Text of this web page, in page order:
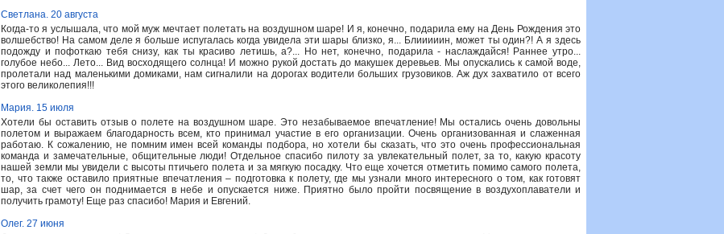
Светлана. 20 августа
Когда-то я услышала, что мой муж мечтает полетать на воздушном шаре! И я, конечно, подарила ему на День Рождения это
волшебство! На самом деле я больше испугалась когда увидела эти шары близко, я... Блииииин, может ты один?! А я здесь
подожду и пофоткаю тебя снизу, как ты красиво летишь, а?... Но нет, конечно, подарила - наслаждайся! Раннее утро...
голубое небо... Лето... Вид восходящего солнца! И можно рукой достать до макушек деревьев. Мы опускались к самой воде,
пролетали над маленькими домиками, нам сигналили на дорогах водители больших грузовиков. Аж дух захватило от всего
этого великолепия!!!
Мария. 15 июля
Хотели бы оставить отзыв о полете на воздушном шаре. Это незабываемое впечатление! Мы остались очень довольны
полетом и выражаем благодарность всем, кто принимал участие в его организации. Очень организованная и слаженная
работаю. К сожалению, не помним имен всей команды подбора, но хотели бы сказать, что это очень профессиональная
команда и замечательные, общительные люди! Отдельное спасибо пилоту за увлекательный полет, за то, какую красоту
нашей земли мы увидели с высоты птичьего полета и за мягкую посадку. Что еще хочется отметить помимо самого полета,
то, что также оставило приятные впечатления – подготовка к полету, где мы узнали много интересного о том, как готовят
шар, за счет чего он поднимается в небе и опускается ниже. Приятно было пройти посвящение в воздухоплаватели и
получить грамоту! Еще раз спасибо! Мария и Евгений.
Олег. 27 июня